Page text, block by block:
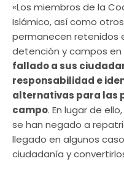
«Los miembros de la
Islámico, así como
permanecen retenidos
detención y campos en
fallado a sus
responsabilidad e
alternativas para las
campo. En lugar de
se han negado a
llegado en algunos
ciudadanía y